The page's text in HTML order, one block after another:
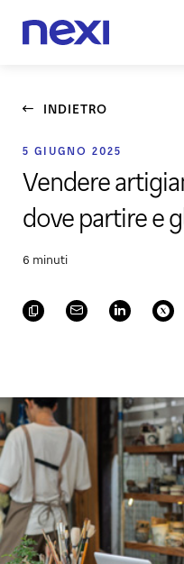
INDIETRO
5 GIUGNO 2025
Vendere
dove partire e
6 minuti